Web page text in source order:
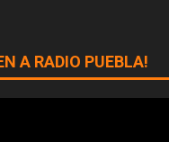
A RADIO PUEBLA!